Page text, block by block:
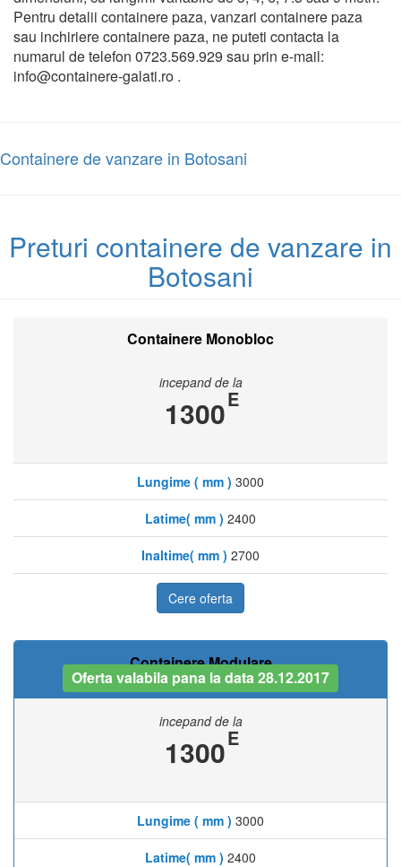
Pentru detalii containere paza, vanzari containere paza
sau inchiriere containere paza, ne puteti contacta la
numarul de telefon 0723.569.929 sau prin e-mail:
info@containere-galati.ro .
Containere de vanzare in Botosani
Preturi containere de vanzare in
Botosani
Containere Monobloc
incepand de la
1300E
Lungime ( mm ) 3000
Latime( mm ) 2400
Inaltime( mm ) 2700
Cere oferta
Containere Modulare
Oferta valabila pana la data 28.12.2017
incepand de la
1300E
Lungime ( mm ) 3000
Latime( mm ) 2400